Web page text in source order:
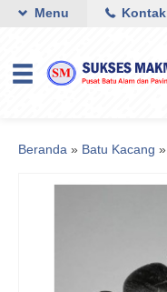
Menu Kontak
Beranda » Batu Kacang »